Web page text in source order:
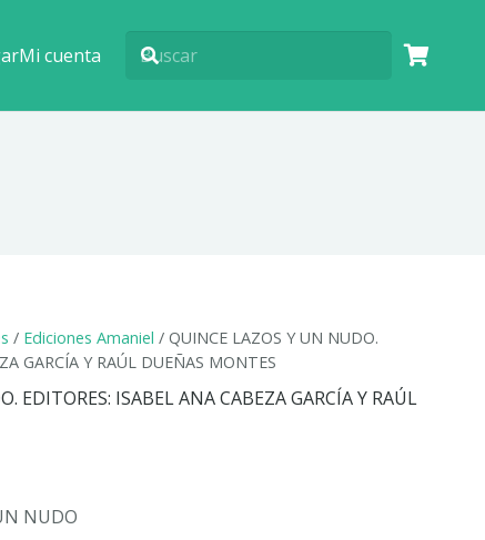
Mi cuenta
/ Ediciones Amaniel / QUINCE LAZOS Y UN NUDO.
GARCÍA Y RAÚL DUEÑAS MONTES
EDITORES: ISABEL ANA CABEZA GARCÍA Y RAÚL
NUDO